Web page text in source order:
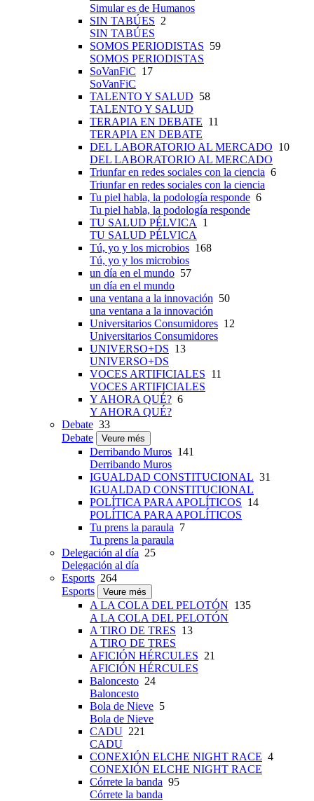
Simular es de Humanos
SIN TABÚES 2
SIN TABÚES
SOMOS PERIODISTAS 59
SOMOS PERIODISTAS
SoVanFiC 17
SoVanFiC
TALENTO Y SALUD 58
TALENTO Y SALUD
TERAPIA EN DEBATE 11
TERAPIA EN DEBATE
DEL LABORATORIO AL MERCADO 10
DEL LABORATORIO AL MERCADO
Triunfar en redes sociales con la ciencia 6
Triunfar en redes sociales con la ciencia
Tu piel habla, la podología responde 6
Tu piel habla, la podología responde
TU SALUD PÉLVICA 1
TU SALUD PÉLVICA
Tú, yo y los microbios 168
Tú, yo y los microbios
un día en el mundo 57
un día en el mundo
una ventana a la innovación 50
una ventana a la innovación
Universitarios Consumidores 12
Universitarios Consumidores
UNIVERSO+DS 13
UNIVERSO+DS
VOCES ARTIFICIALES 11
VOCES ARTIFICIALES
Y AHORA QUÉ? 6
Y AHORA QUÉ?
Debate 33
Debate
Veure més
Derribando Muros 141
Derribando Muros
IGUALDAD CONSTITUCIONAL 31
IGUALDAD CONSTITUCIONAL
POLÍTICA PARA APOLÍTICOS 14
POLÍTICA PARA APOLÍTICOS
Tu prens la paraula 7
Tu prens la paraula
Delegación al día 25
Delegación al día
Esports 264
Esports
Veure més
A LA COLA DEL PELOTÓN 135
A LA COLA DEL PELOTÓN
A TIRO DE TRES 13
A TIRO DE TRES
AFICIÓN HÉRCULES 21
AFICIÓN HÉRCULES
Baloncesto 24
Baloncesto
Bola de Nieve 5
Bola de Nieve
CADU 221
CADU
CONEXIÓN ELCHE NIGHT RACE 4
CONEXIÓN ELCHE NIGHT RACE
Córrete la banda 95
Córrete la banda